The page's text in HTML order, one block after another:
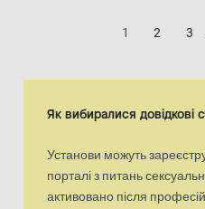
1 2 3
Як вибиралися довідкові
Установи можуть
порталі з питань
активовано після